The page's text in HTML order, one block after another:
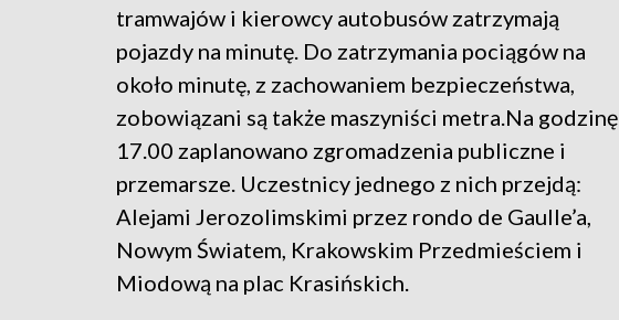
tramwajów i kierowcy autobusów zatrzymają
pojazdy na minutę. Do zatrzymania pociągów na
około minutę, z zachowaniem bezpieczeństwa,
zobowiązani są także maszyniści metra.Na godzinę
17.00 zaplanowano zgromadzenia publiczne i
przemarsze. Uczestnicy jednego z nich przejdą:
Alejami Jerozolimskimi przez rondo de Gaulle’a,
Nowym Światem, Krakowskim Przedmieściem i
Miodową na plac Krasińskich.